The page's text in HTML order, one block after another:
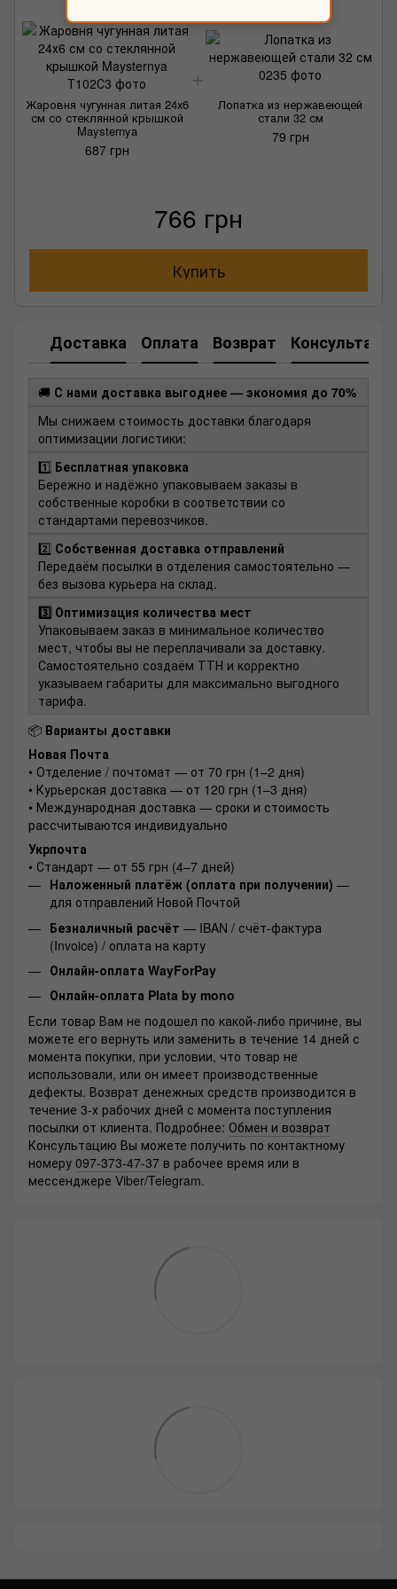
Жаровня чугунная литая 24х6
см со стеклянной крышкой
Maysternya
687 грн
Лопатка из нержавеющей
стали 32 см
79 грн
766 грн
Купить
Доставка Оплата Возврат
🚚 С нами доставка выгоднее — экономия до 70%
Мы снижаем стоимость доставки благодаря
оптимизации логистики:
1️⃣ Бесплатная упаковка
Бережно и надёжно упаковываем заказы в
собственные коробки в соответствии со
стандартами перевозчиков.
2️⃣ Собственная доставка отправлений
Передаём посылки в отделения самостоятельно —
без вызова курьера на склад.
3️⃣ Оптимизация количества мест
Упаковываем заказ в минимальное количество
мест, чтобы вы не переплачивали за доставку.
Самостоятельно создаём ТТН и корректно
указываем габариты для максимально выгодного
тарифа.
📦 Варианты доставки
Новая Почта
• Отделение / почтомат — от 70 грн (1–2 дня)
• Курьерская доставка — от 120 грн (1–3 дня)
• Международная доставка — сроки и стоимость
рассчитываются индивидуально
Укрпочта
• Стандарт — от 55 грн (4–7 дней)
Наложенный платёж (оплата при получении) —
для отправлений Новой Почтой
Безналичный расчёт — IBAN / счёт-фактура
(Invoice) / оплата на карту
Онлайн-оплата WayForPay
Онлайн-оплата Plata by mono
Если товар Вам не подошел по какой-либо причине, вы
можете его вернуть или заменить в течение 14 дней с
момента покупки, при условии, что товар не
использовали, или он имеет производственные
дефекты. Возврат денежных средств производится в
течение 3-х рабочих дней с момента поступления
посылки от клиента. Подробнее: Обмен и возврат
Консультацию Вы можете получить по контактному
номеру 097-373-47-37 в рабочее время или в
мессенджере Viber/Telegram.